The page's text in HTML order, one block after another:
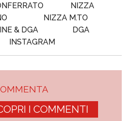
NIZZA
NIZZA M.TO
& DGA
DGA
INSTAGRAM
I COMMENTI